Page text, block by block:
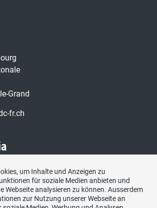
Grand
fr.ch
bei:um Inhalte und Anzeigen zu
für soziale Medien anbieten und
Webseite analysieren zu können. Ausserdem
zur Nutzung unserer Webseite an